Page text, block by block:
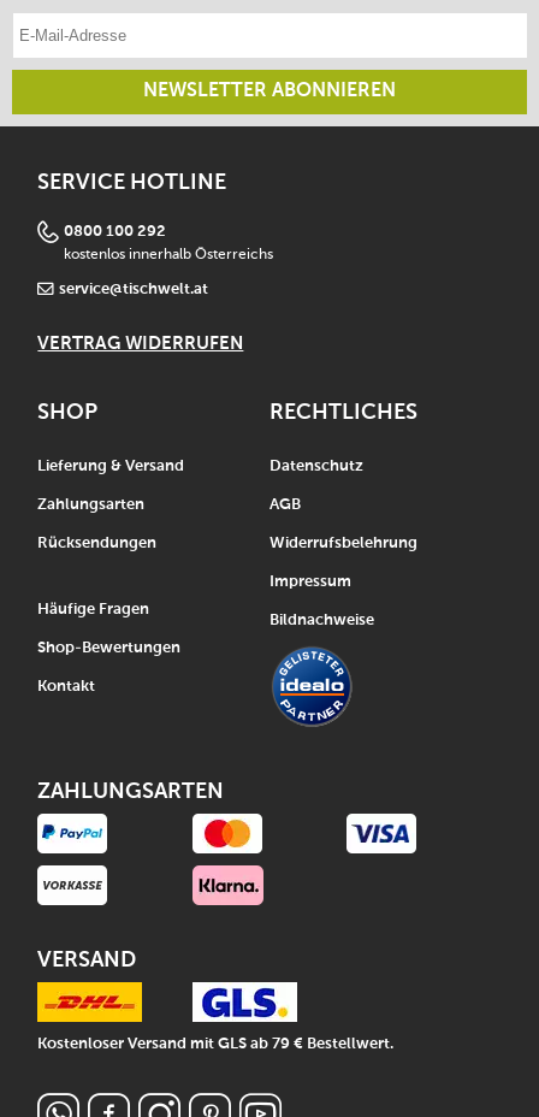
NEWSLETTER ABONNIEREN
SERVICE HOTLINE
0800 100 292
kostenlos innerhalb Österreichs
service@tischwelt.at
VERTRAG WIDERRUFEN
SHOP
Lieferung & Versand
Zahlungsarten
Rücksendungen
Häufige Fragen
Shop-Bewertungen
Kontakt
RECHTLICHES
Datenschutz
AGB
Widerrufsbelehrung
Impressum
Bildnachweise
ZAHLUNGSARTEN
VERSAND
Kostenloser Versand mit GLS ab 79 € Bestellwert.